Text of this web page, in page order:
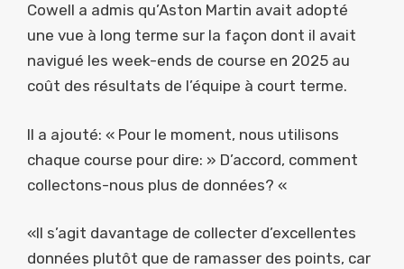
Cowell a admis qu’Aston Martin avait adopté
une vue à long terme sur la façon dont il avait
navigué les week-ends de course en 2025 au
coût des résultats de l’équipe à court terme.
Il a ajouté: « Pour le moment, nous utilisons
chaque course pour dire: » D’accord, comment
collectons-nous plus de données? «
«Il s’agit davantage de collecter d’excellentes
données plutôt que de ramasser des points, car